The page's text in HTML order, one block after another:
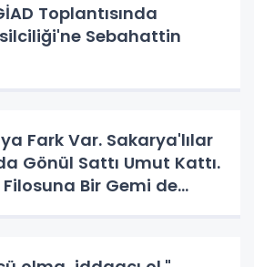
Toplantısında
Sebahattin
Fark Var. Sakarya'lılar
Gönül Sattı Umut Kattı.
Bir Gemi de